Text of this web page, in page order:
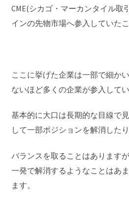
CME(シカゴ・マーカンタイル取
インの先物市場へ参入していた
ここに挙げた企業は一部で細か
ないほど多くの企業が参入してい
基本的に大口は長期的な目線で
して一部ポジションを解消したり
バランスを取ることはあります
一発で解消するようなことはあ
ます。